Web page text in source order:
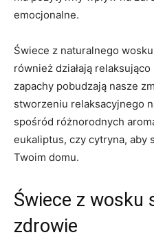
emocjonalne.
Świece ⁣z naturalnego
również działają
zapachy pobudzają nasze
stworzeniu ​relaksacyjnego
spośród różnorodnych
eukaliptus, ‍czy cytryna, ⁣aby
Twoim domu.
Świece z wosku
zdrowie